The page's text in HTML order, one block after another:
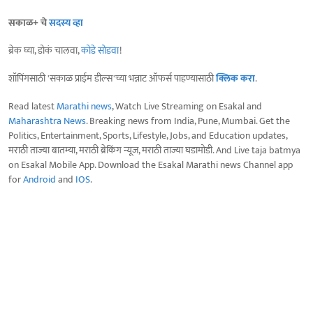
सकाळ+ चेसदस्य व्हा
ब्रेक घ्या, डोकं चालवा,कोडे सोडवा!
शॉपिंगसाठी 'सकाळ प्राईम डील्स'च्या भन्नाट ऑफर्स पाहण्यासाठीक्लिक करा.
Read latestMarathi news, Watch Live Streaming on Esakal and
Maharashtra News. Breaking news from India, Pune, Mumbai. Get the
Politics, Entertainment, Sports, Lifestyle, Jobs, and Education updates,
मराठी ताज्या बातम्या, मराठी ब्रेकिंग न्यूज, मराठी ताज्या घडामोडी. And Live taja batmya
on Esakal Mobile App. Download the Esakal Marathi news Channel app
forAndroidand IOS.